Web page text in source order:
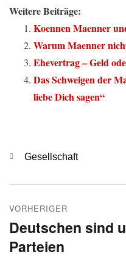
Weitere Beiträge:
Koennen Maenner
Warum Maenner
Ehevertrag – Geld
Das Schweigen der
liebe Dich sagen“
Kategorien
Gesellschaft
VORHERIGER
Vorheriger
Beitrag:
Deutschen sind
Parteien